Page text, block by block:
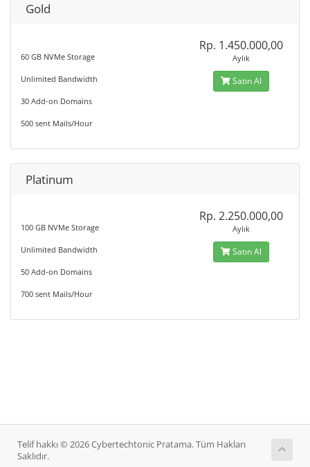
Gold
60 GB NVMe Storage
Unlimited Bandwidth
30 Add-on Domains
500 sent Mails/Hour
Rp. 1.450.000,00
Aylık
Satın Al
Platinum
100 GB NVMe Storage
Unlimited Bandwidth
50 Add-on Domains
700 sent Mails/Hour
Rp. 2.250.000,00
Aylık
Satın Al
Telif hakkı © 2026 Cybertechtonic Pratama. Tüm Hakları
Saklıdır.